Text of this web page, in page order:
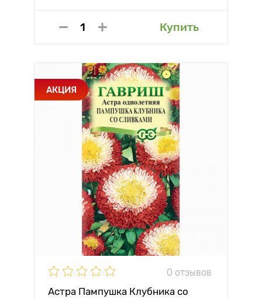
Купить
АКЦИЯ
0 отзывов
Астра Пампушка Клубника со